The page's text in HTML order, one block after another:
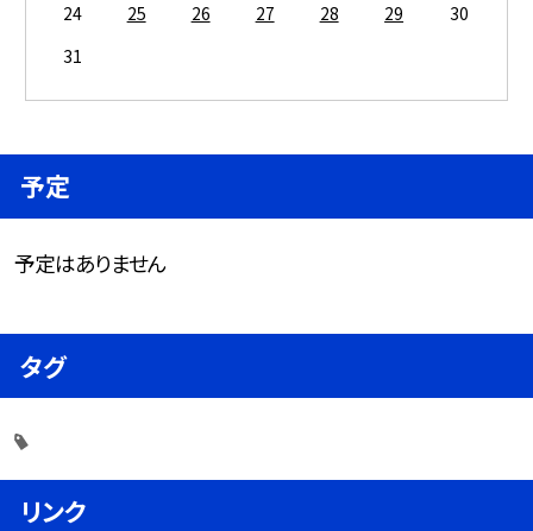
24
25 26 27 28 29
30
31
予定
予定はありません
タグ
リンク